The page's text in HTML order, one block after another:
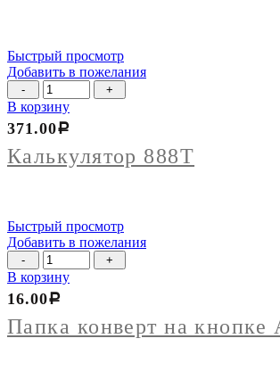
Быстрый просмотр
Добавить в пожелания
Количество
товара
Калькулятор
888Т
В корзину
Калькулятор 888Т
371.00Р
Быстрый просмотр
Добавить в пожелания
Количество
товара
Папка
конверт
на
кнопке
В корзину
Папка конверт на кнопке
16.00Р